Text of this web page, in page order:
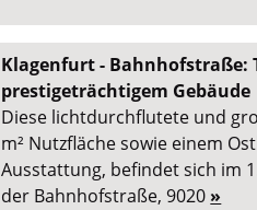
Klagenfurt - Bahnhofstraße:
prestigeträchtigem Gebäude
Diese lichtdurchflutete und
m² Nutzfläche sowie einem
Ausstattung, befindet sich im
der Bahnhofstraße, 9020 »